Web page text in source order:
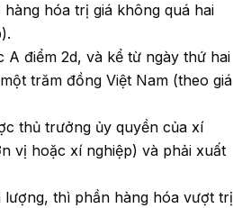
hóa trị giá không quá hai
điểm 2d, và kể từ ngày thứ hai
trăm đồng Việt Nam (theo giá
thủ trưởng ủy quyền của xí
vị hoặc xí nghiệp) và phải xuất
thì phần hàng hóa vượt trị